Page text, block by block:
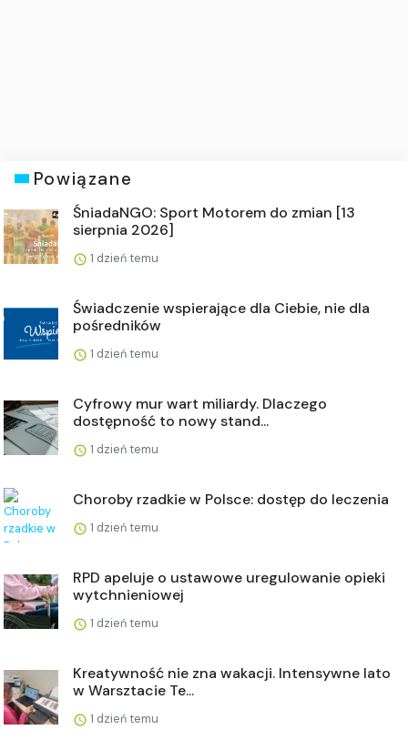
Powiązane
ŚniadaNGO: Sport Motorem do zmian [13
sierpnia 2026]
1 dzień temu
Świadczenie wspierające dla Ciebie, nie dla
pośredników
1 dzień temu
Cyfrowy mur wart miliardy. Dlaczego
dostępność to nowy stand...
1 dzień temu
Choroby rzadkie w Polsce: dostęp do leczenia
1 dzień temu
RPD apeluje o ustawowe uregulowanie opieki
wytchnieniowej
1 dzień temu
Kreatywność nie zna wakacji. Intensywne lato
w Warsztacie Te...
1 dzień temu